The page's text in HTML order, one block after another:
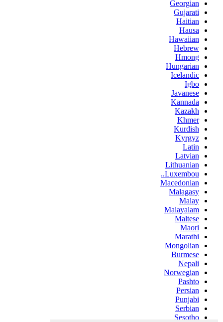
Georgian
Gujarati
Haitian
Hausa
Hawaiian
Hebrew
Hmong
Hungarian
Icelandic
Igbo
Javanese
Kannada
Kazakh
Khmer
Kurdish
Kyrgyz
Latin
Latvian
Lithuanian
Luxembou..
Macedonian
Malagasy
Malay
Malayalam
Maltese
Maori
Marathi
Mongolian
Burmese
Nepali
Norwegian
Pashto
Persian
Punjabi
Serbian
Sesotho